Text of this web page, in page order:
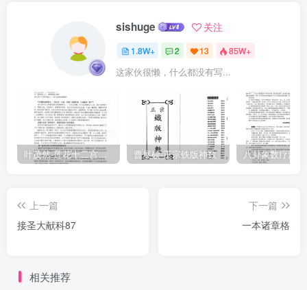
sishuge 关注
1.8W+ 2 13 85W+
这家伙很懒，什么都没有写...
叶茂然-莲花十二宫佛家奇门面授及答疑 曹展硕-正宗铁版神数
上一篇
接圣大献科87
下一篇
一本诸章格
相关推荐